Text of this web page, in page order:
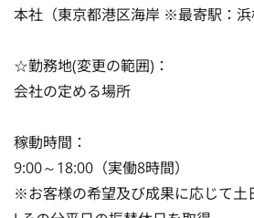
本社（東京都港区海岸 ※最寄駅：浜
☆勤務地(変更の範囲)：
会社の定める場所
稼動時間：
9:00～18:00（実働8時間）
※お客様の希望及び成果に応じて土